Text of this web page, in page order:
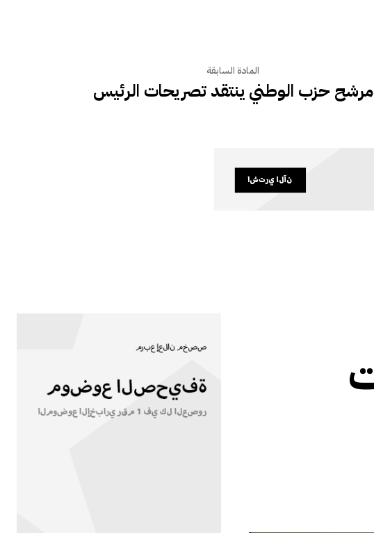
المادة السابقة
مرشح حزب الوطني ينتقد تصريحات الرئيس